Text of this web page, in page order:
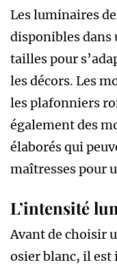
Les luminaires
disponibles dans
tailles pour
les décors. Les
les plafonniers
également des
élaborés qui
maîtresses pour
L’intensité
Avant de choisir
osier blanc, il